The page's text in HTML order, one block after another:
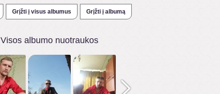
Grįžti į visus albumus Grįžti į albumą
Visos albumo nuotraukos